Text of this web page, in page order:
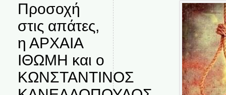
Προσοχή
στις απάτες,
η ΑΡΧΑΙΑ
ΙΘΩΜΗ και ο
ΚΩΝΣΤΑΝΤΙΝΟΣ